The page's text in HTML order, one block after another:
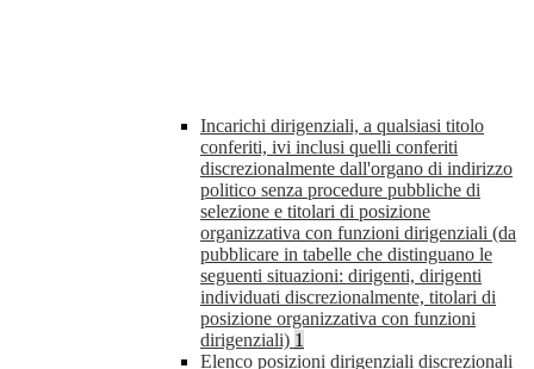
Incarichi dirigenziali, a qualsiasi titolo
conferiti, ivi inclusi quelli conferiti
discrezionalmente dall'organo di indirizzo
politico senza procedure pubbliche di
selezione e titolari di posizione
organizzativa con funzioni dirigenziali (da
pubblicare in tabelle che distinguano le
seguenti situazioni: dirigenti, dirigenti
individuati discrezionalmente, titolari di
posizione organizzativa con funzioni
dirigenziali) 1
Elenco posizioni dirigenziali discrezionali